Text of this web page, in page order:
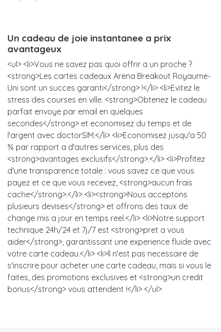
Un cadeau de joie instantanee a prix
avantageux
<ul> <li>Vous ne savez pas quoi offrir a un proche ?
<strong>Les cartes cadeaux Arena Breakout Royaume-
Uni sont un succes garanti</strong> !</li> <li>Evitez le
stress des courses en ville. <strong>Obtenez le cadeau
parfait envoye par email en quelques
secondes</strong> et economisez du temps et de
l'argent avec doctorSIM.</li> <li>Economisez jusqu'a 50
% par rapport a d'autres services, plus des
<strong>avantages exclusifs</strong>.</li> <li>Profitez
d'une transparence totale : vous savez ce que vous
payez et ce que vous recevez, <strong>aucun frais
cache</strong>.</li> <li><strong>Nous acceptons
plusieurs devises</strong> et offrons des taux de
change mis a jour en temps reel.</li> <li>Notre support
technique 24h/24 et 7j/7 est <strong>pret a vous
aider</strong>, garantissant une experience fluide avec
votre carte cadeau.</li> <li>Il n'est pas necessaire de
s'inscrire pour acheter une carte cadeau, mais si vous le
faites, des promotions exclusives et <strong>un credit
bonus</strong> vous attendent !</li> </ul>